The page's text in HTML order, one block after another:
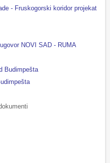
- Fruskogorski koridor projekat
NOVI SAD - RUMA
Budimpešta